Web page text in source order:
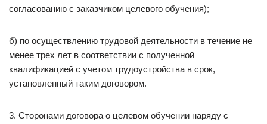
согласованию с заказчиком целевого обучения);
б) по осуществлению трудовой деятельности в течение не
менее трех лет в соответствии с полученной
квалификацией с учетом трудоустройства в срок,
установленный таким договором.
3. Сторонами договора о целевом обучении наряду с